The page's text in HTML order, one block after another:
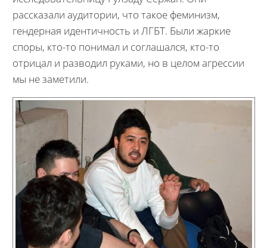
рассказали аудитории, что такое феминизм,
гендерная идентичность и ЛГБТ. Были жаркие
споры, кто-то понимал и соглашался, кто-то
отрицал и разводил руками, но в целом агрессии
мы не заметили.